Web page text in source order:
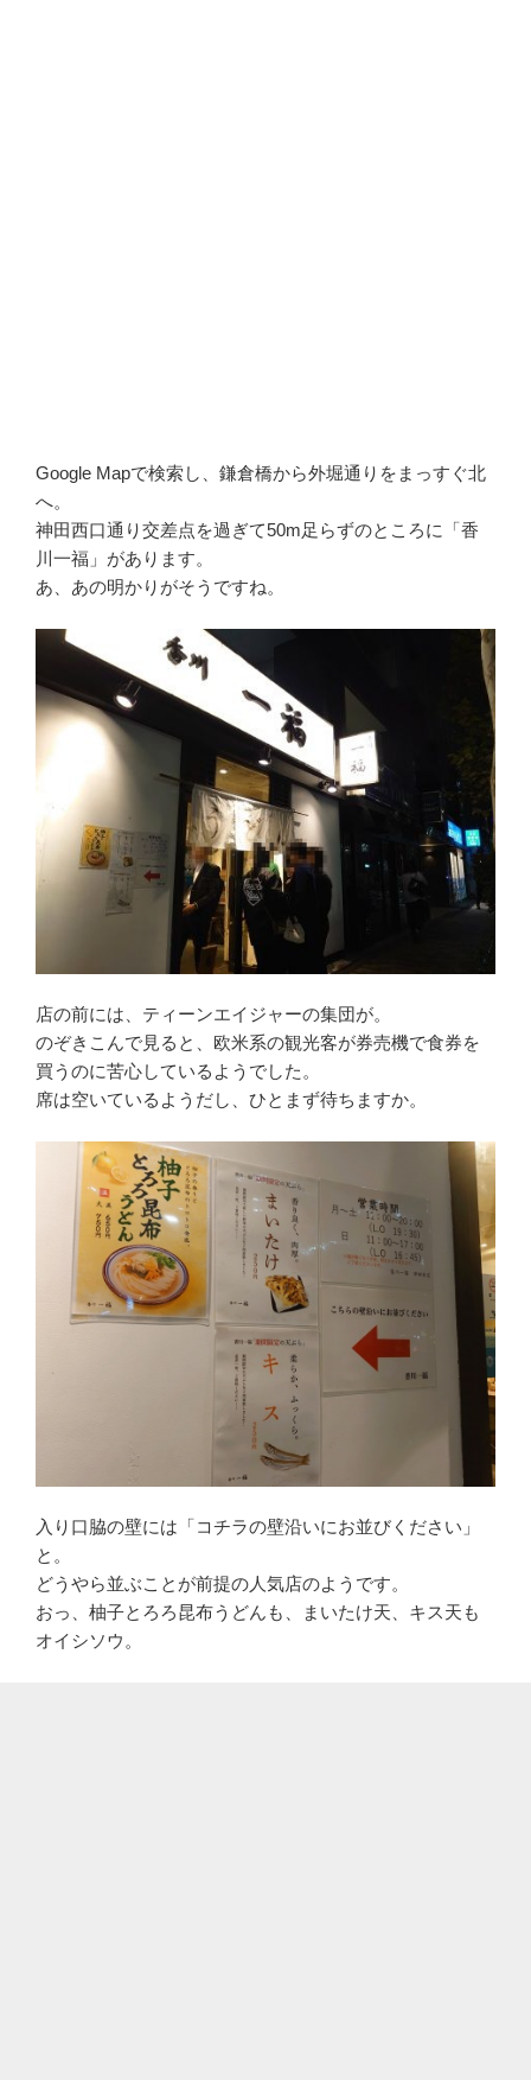
Google Mapで検索し、鎌倉橋から外堀通りをまっすぐ北
へ。
神田西口通り交差点を過ぎて50m足らずのところに「香
川一福」があります。
あ、あの明かりがそうですね。
店の前には、ティーンエイジャーの集団が。
のぞきこんで見ると、欧米系の観光客が券売機で食券を
買うのに苦心しているようでした。
席は空いているようだし、ひとまず待ちますか。
入り口脇の壁には「コチラの壁沿いにお並びください」
と。
どうやら並ぶことが前提の人気店のようです。
おっ、柚子とろろ昆布うどんも、まいたけ天、キス天も
オイシソウ。